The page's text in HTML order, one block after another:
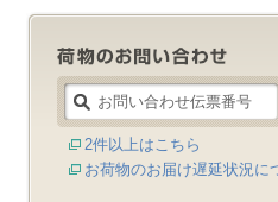
2件以上はこちら
お荷物のお届け遅延状況に